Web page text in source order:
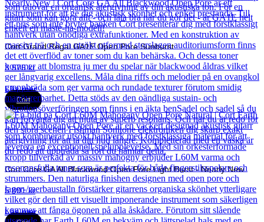
Cort Grand Regal GA1E Open Pore Sunburst
3 575kr
Läs mer
Cort
Cort Core GA All Blackwood Open Pore Light Burst - Nearly New
5 891kr
Läs mer